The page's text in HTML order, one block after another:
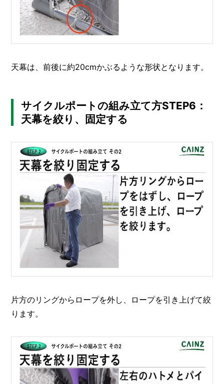
天幕は、前後に約20cmかぶるような形状となります。
サイクルポートの組み立て方STEP6：
天幕を絞り、固定する
片方のリングからロープを外し、ロープを引き上げて絞
ります。